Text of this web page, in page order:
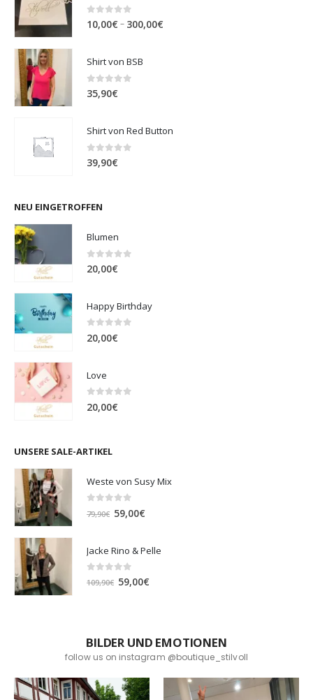
0out of 5
10,00€ – 300,00€
Shirt von BSB
0out of 5
35,90€
Shirt von Red Button
0 out of 5
39,90€
NEU EINGETROFFEN
Blumen
0 out of 5
20,00€
Happy Birthday
0 out of 5
20,00€
Love
0 out of 5
20,00€
UNSERE SALE-ARTIKEL
Weste von Susy Mix
out of 5
79,90€ Ursprünglicher
79,90€
59,00€
59,00€.
Jacke Rino & Pelle
out of 5
109,90€ Ursprünglicher
59,00€
BILDER UND EMOTIONEN
follow us on instagram @boutique_stilvoll